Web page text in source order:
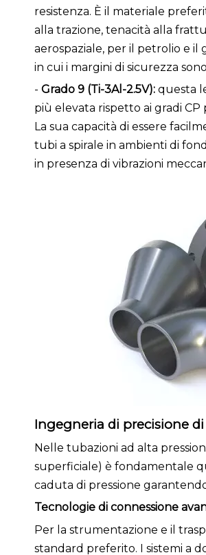
resistenza. È il materiale
alla trazione, tenacità alla
aerospaziale, per il petrolio e il
in cui i margini di sicurezza
- Grado 9 (Ti-3Al-2.5V): questa
più elevata rispetto ai gradi
La sua capacità di essere
tubi a spirale in ambienti di
in presenza di vibrazioni
Ingegneria di precisione
Nelle tubazioni ad alta
superficiale) è fondamentale
caduta di pressione
Tecnologie di connessione
Per la strumentazione e il
standard preferito. I sistemi a